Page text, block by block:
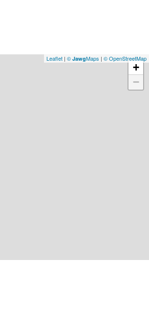
+
−
Leaflet | © JawgMaps | © OpenStreetMap